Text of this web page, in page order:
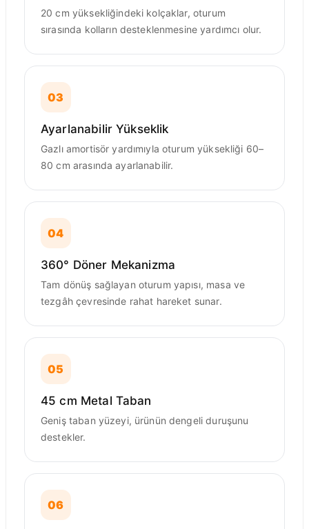
20 cm yüksekliğindeki kolçaklar, oturum
sırasında kolların desteklenmesine yardımcı olur.
03
Ayarlanabilir Yükseklik
Gazlı amortisör yardımıyla oturum yüksekliği 60–
80 cm arasında ayarlanabilir.
04
360° Döner Mekanizma
Tam dönüş sağlayan oturum yapısı, masa ve
tezgâh çevresinde rahat hareket sunar.
05
45 cm Metal Taban
Geniş taban yüzeyi, ürünün dengeli duruşunu
destekler.
06